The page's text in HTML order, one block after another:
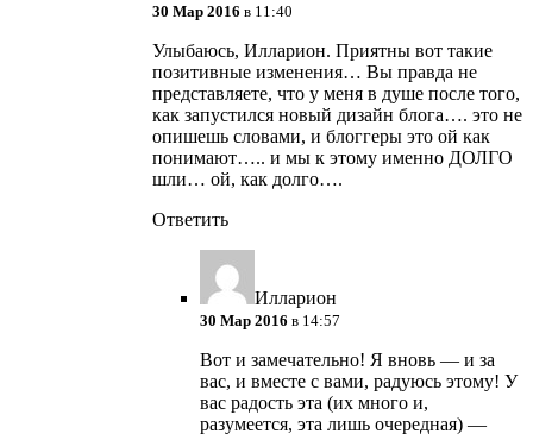
30 Мар 2016 в 11:40
Улыбаюсь, Илларион. Приятны вот такие
позитивные изменения… Вы правда не
представляете, что у меня в душе после того,
как запустился новый дизайн блога…. это не
опишешь словами, и блоггеры это ой как
понимают….. и мы к этому именно ДОЛГО
шли… ой, как долго….
Ответить
Илларион
30 Мар 2016 в 14:57
Вот и замечательно! Я вновь — и за
вас, и вместе с вами, радуюсь этому! У
вас радость эта (их много и,
разумеется, эта лишь очередная) —